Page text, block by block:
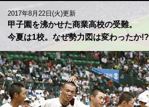
2017年8月22日(火)更新
甲子園を沸かせた商業高校の受難。
今夏は1校。なぜ勢力図は変わったか!?